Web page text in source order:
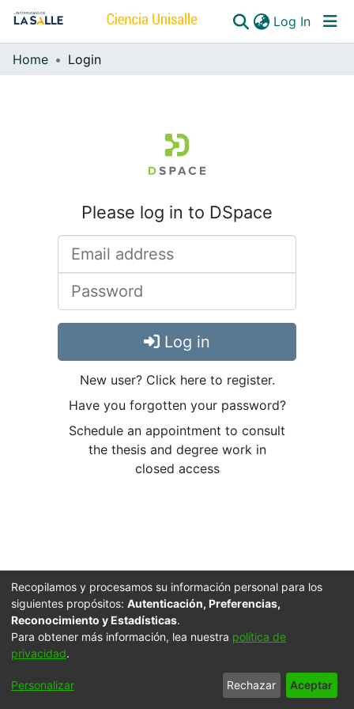
Log In
Communities & Collections
Home Login
Please log in to DSpace
Log in
New user? Click here to register.
Have you forgotten your password?
Schedule an appointment to consult
the thesis and degree work in
closed access
Cookie
Accessibility
End User
Agreement
Send
Feedback
Recopilamos y procesamos su información personal para los
siguientes propósitos: Autenticación, Preferencias,
Reconocimiento y Estadísticas.
Para obtener más información, lea nuestra política de
privacidad.
Personalizar Rechazar Aceptar